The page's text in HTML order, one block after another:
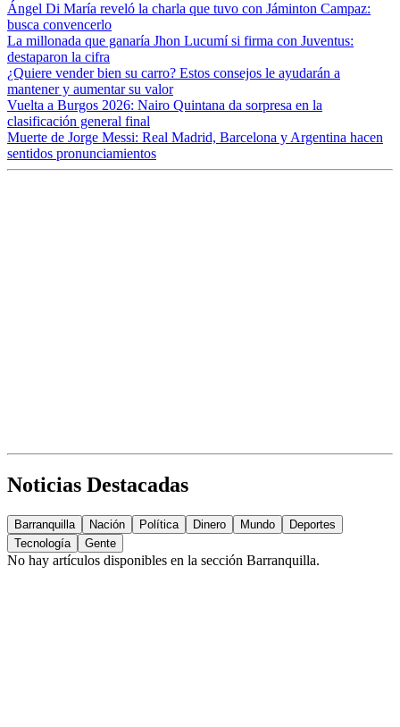
Ángel Di María reveló la charla que tuvo con Jáminton Campaz:
busca convencerlo
La millonada que ganaría Jhon Lucumí si firma con Juventus:
destaparon la cifra
¿Quiere vender bien su carro? Estos consejos le ayudarán a
mantener y aumentar su valor
Vuelta a Burgos 2026: Nairo Quintana da sorpresa en la
clasificación general final
Muerte de Jorge Messi: Real Madrid, Barcelona y Argentina hacen
sentidos pronunciamientos
Noticias Destacadas
Barranquilla Nación Política Dinero Mundo
Deportes
Tecnología
Gente
No hay artículos disponibles en la sección Barranquilla.